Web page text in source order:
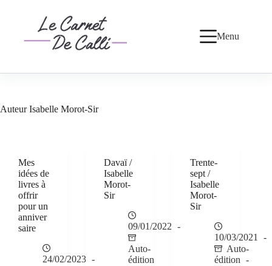
Menu
AuteurIsabelle Morot-Sir
Mes
idées de
livres à
offrir
pour un
anniver
saire
24/02/2023
Davaï /
Isabelle
Morot-
Sir
09/01/2022
Auto-
édition
Trente-
sept /
Isabelle
Morot-
Sir
10/03/2021
Auto-
édition